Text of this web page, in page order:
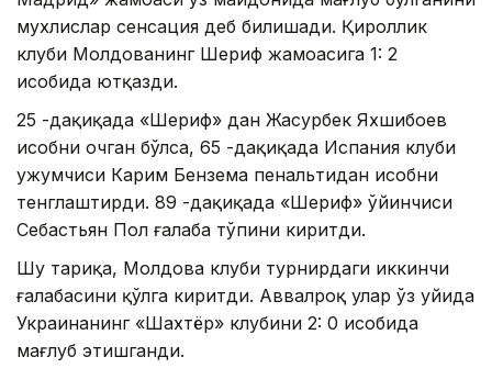
мухлислар сенсация деб билишади. Қироллик
клуби Молдованинг Шериф жамоасига 1: 2
ҳисобида ютқазди.
25 -дақиқада «Шериф» дан Жасурбек Яхшибоев
ҳисобни очган бўлса, 65 -дақиқада Испания клуби
ҳужумчиси Карим Бензема пенальтидан ҳисобни
тенглаштирди. 89 -дақиқада «Шериф» ўйинчиси
Себастьян Пол ғалаба тўпини киритди.
Шу тариқа, Молдова клуби турнирдаги иккинчи
ғалабасини қўлга киритди. Aввалроқ улар ўз уйида
Украинанинг «Шахтёр» клубини 2: 0 ҳисобида
мағлуб этишганди.